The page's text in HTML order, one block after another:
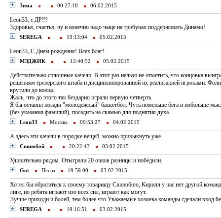
Зима 00:27:18 06.02.2015
Leon33, с ДР!!!
Здоровья, счастья, ну и конечно надо чаще на трибунах поддерживать Динамо!
SEREGA 19:13:04 05.02.2015
Leon33, С Днем рождения! Всех благ!
МЭДЖИК 12:40:52 05.02.2015
Действительно сплошные качели. В этот раз нельзя не отметить, что концовка
решениям тренерского штаба и дисциплинированной их реализацией игроками.
крутили до конца.
Жаль, что до этого так бездарно играли первую четверть.
Я бы оставил позади "молодежный" баскетбол. Чуть поменьше бега и побольше
(без указания фамилий), посадить на скамью для поднятия духа.
Leon33 Москва 09:53:27 04.02.2015
А здесь эти качели в порядке вещей, можно привыкнуть уже.
Свинобой 20:22:43 03.02.2015
Удивительно рядом. Отыграли 20 очков разницы и победили.
Got Пенза 19:59:00 03.02.2015
Хотел бы обратиться к своему товарищу Свинобою, Кирилл у нас нет другой
лиге, но ребята играют изо всех сил, играют как могут.
Лучше приходи и болей, тем более что Уважаемые хозяева команды сделали вход
SEREGA 19:16:51 03.02.2015